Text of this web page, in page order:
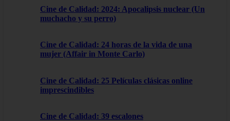
Cine de Calidad: 2024: Apocalipsis nuclear (Un
muchacho y su perro)
Cine de Calidad: 24 horas de la vida de una
mujer (Affair in Monte Carlo)
Cine de Calidad: 25 Películas clásicas online
imprescindibles
Cine de Calidad: 39 escalones